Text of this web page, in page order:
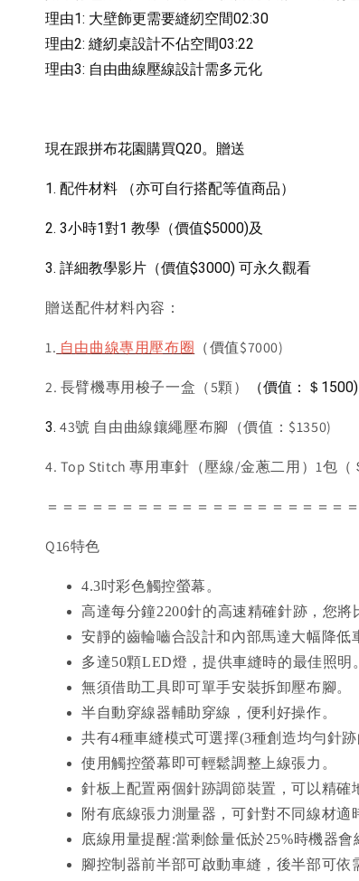
理由1: 大壁飾更需要縫紉空間02:30
理由2: 縫紉桌設計不佔空間03:22
理由3: 自由曲線壓線設計需多元化
現在跟拼布花園購買Q20。贈送
1. 配件材料 （亦可自行搭配等值商品）
2. 3小時1對1 教學（價值$5000)及
3. 詳細教學影片（價值$3000) 可永久觀看
贈送配件材料內容：
1. 自由曲線專用壓布圈 （價值$7000)
2. 長臂機專用梭子一盒（5顆） （價值：＄1500)
3. 43號 自由曲線鑲繩壓布腳 （價值：$1350)
4. Top Stitch 專用車針（壓線/金蔥二用）1包（
＝＝＝＝＝＝＝＝＝＝＝＝＝＝＝＝＝＝＝＝
Q16特色
4.3吋彩色觸控螢幕。
高達每分鐘2200針的高速精確針跡，您將
安靜的齒輪嚙合設計和內部馬達大幅降低
多達50顆LED燈，提供車縫時的最佳照明
無須借助工具即可單手安裝拆卸壓布腳。
半自動穿線器輔助穿線，便利好操作。
共有4種車縫模式可選擇(3種創造均勻針跡
使用觸控螢幕即可輕鬆調整上線張力。
針板上配置兩個針跡調節裝置，可以精確
附有底線張力測量器，可針對不同線材適
底線用量提醒:當剩餘量低於25%時機器會
腳控制器前半部可啟動車縫，後半部可依